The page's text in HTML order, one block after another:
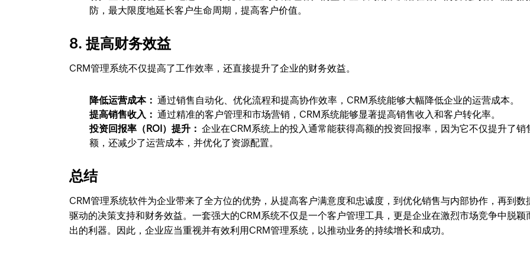
防，最大限度地延长客户生命周期，提高客户价值。
8. 提高财务效益
CRM管理系统不仅提高了工作效率，还直接提升了企业的财务效益。
降低运营成本： 通过销售自动化、优化流程和提高协作效率，CRM系统能够大幅降低企业的运营成本。
提高销售收入： 通过精准的客户管理和市场营销，CRM系统能够显著提高销售收入和客户转化率。
投资回报率（ROI）提升： 企业在CRM系统上的投入通常能获得高额的投资回报率，因为它不仅提升了销
额，还减少了运营成本，并优化了资源配置。
总结
CRM管理系统软件为企业带来了全方位的优势，从提高客户满意度和忠诚度，到优化销售与内部协作，再到数
驱动的决策支持和财务效益。一套强大的CRM系统不仅是一个客户管理工具，更是企业在激烈市场竞争中脱颖
出的利器。因此，企业应当重视并有效利用CRM管理系统，以推动业务的持续增长和成功。